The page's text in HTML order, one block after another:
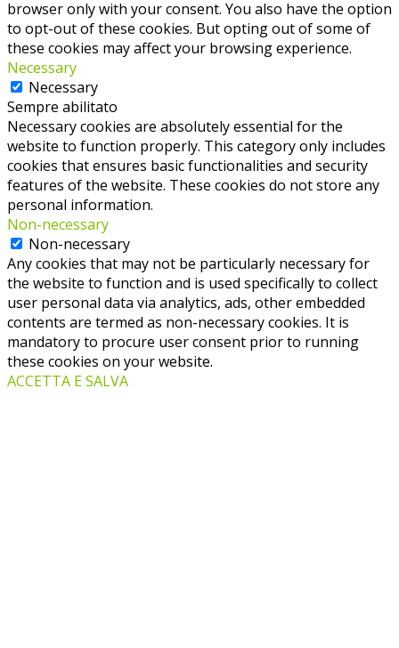
browser only with your consent. You also have the option
to opt-out of these cookies. But opting out of some of
these cookies may affect your browsing experience.
Necessary
Necessary
Sempre abilitato
Necessary cookies are absolutely essential for the
website to function properly. This category only includes
cookies that ensures basic functionalities and security
features of the website. These cookies do not store any
personal information.
Non-necessary
Non-necessary
Any cookies that may not be particularly necessary for
the website to function and is used specifically to collect
user personal data via analytics, ads, other embedded
contents are termed as non-necessary cookies. It is
mandatory to procure user consent prior to running
these cookies on your website.
ACCETTA E SALVA